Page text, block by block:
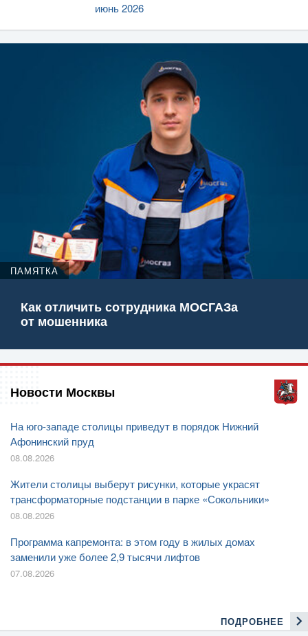
июнь 2026
ПАМЯТКА
Как отличить сотрудника МОСГАЗа
от мошенника
Новости Москвы
На юго-западе столицы приведут в порядок Нижний
Афонинский пруд
08.08.2026
Жители столицы выберут рисунки, которые украсят
трансформаторные подстанции в парке «Сокольники»
08.08.2026
Программа капремонта: в этом году в жилых домах
заменили уже более 2,9 тысячи лифтов
07.08.2026
ПОДРОБНЕЕ